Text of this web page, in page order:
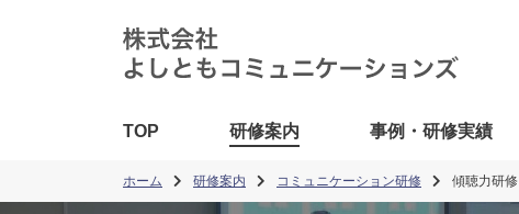
TOP 研修案内 事例・研修実績
ホーム 研修案内 コミュニケーション研修 傾聴力研修